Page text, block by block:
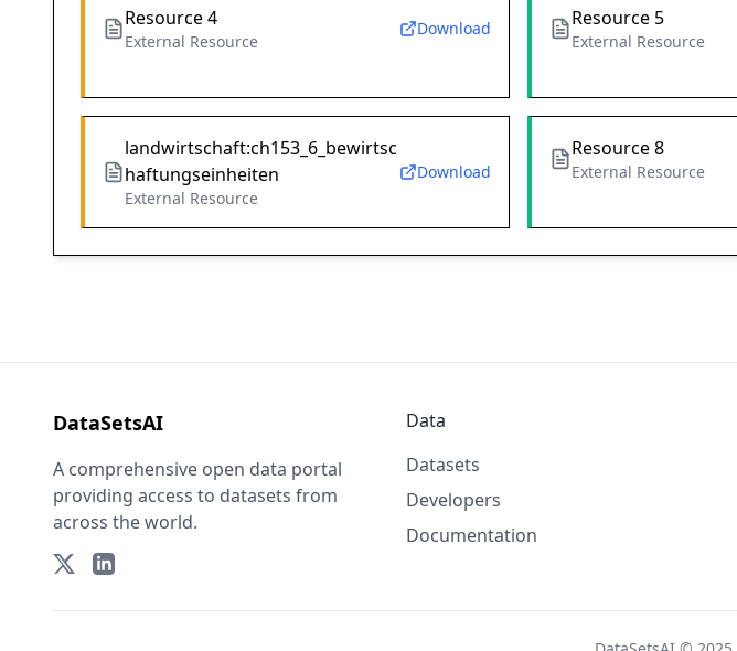
Resource 4
External Resource
Download Resource 5
External Resource
landwirtschaft:ch153_6_bewirtsc
haftungseinheiten
External Resource
Download
Resource 8
External Resource
DataSetsAI
A comprehensive open data portal
providing access to datasets from
across the world.
Data
Datasets
Developers
Documentation